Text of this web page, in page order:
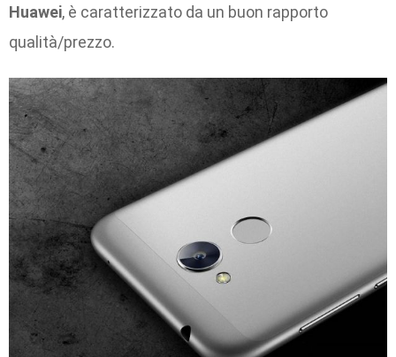
Huawei, è caratterizzato da un buon rapporto
qualità/prezzo.